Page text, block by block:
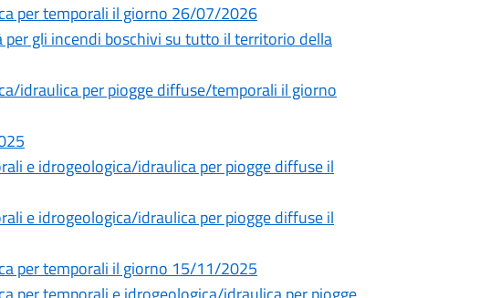
per temporali il giorno 26/07/2026
gli incendi boschivi su tutto il territorio della
idraulica per piogge diffuse/temporali il giorno
e idrogeologica/idraulica per piogge diffuse il
e idrogeologica/idraulica per piogge diffuse il
per temporali il giorno 15/11/2025